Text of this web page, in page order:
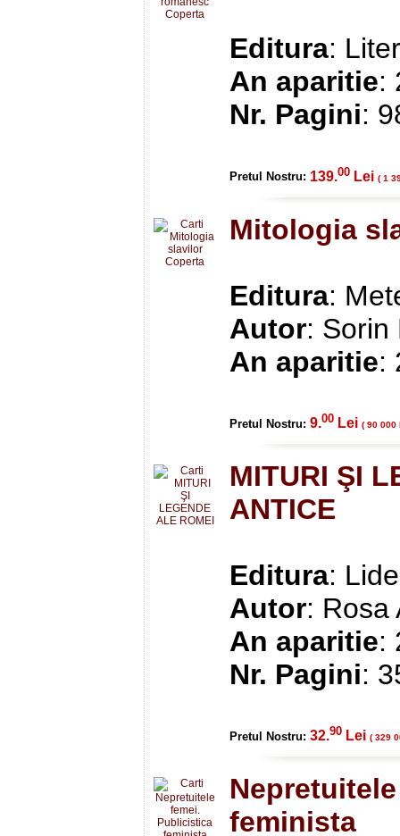
Editura:
An aparitie:
Nr. Pagini:
Pretul Nostru: 139.00 Lei ( 1
Mitologia
Editura:
Autor: Sorin
An aparitie:
Pretul Nostru: 9.00 Lei ( 90 000
MITURI ŞI
ANTICE
Editura:
Autor: Rosa
An aparitie:
Nr. Pagini:
Pretul Nostru: 32.90 Lei ( 329
feminista